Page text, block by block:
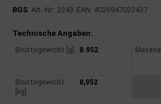
BGS Art.-Nr.: 2243 EAN: 4026947022437
Produktinformationen
Technische Angaben:
Bruttogewicht [g] 8.952 Material
Bruttogewicht
[kg]
8,952